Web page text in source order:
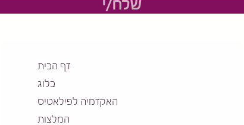
דף הבית
בלוג
האקדמיה לפילאטיס
המלצות